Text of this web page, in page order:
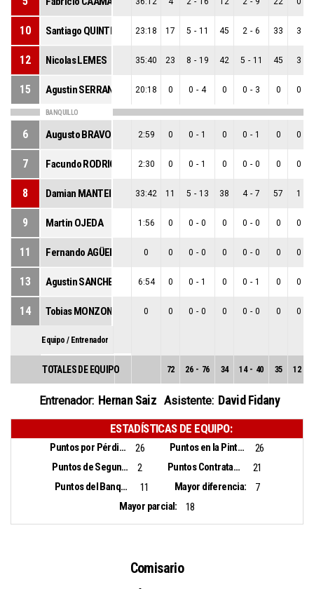
10 Santiago QUINTERO 23:18 17 5 - 11 45 2 - 6 33 3
12 Nicolas LEMES 35:40 23 8 - 19 42 5 - 11 45 3
15 Agustin SERRANO 20:18 0 0 - 4 0 0 - 3 0 0
BANQUILLO
6 Augusto BRAVO 2:59 0 0 - 1 0 0 - 1 0 0
7 Facundo RODRIGUEZ 2:30 0 0 - 1 0 0 - 0 0 0
8 Damian MANTEIGA 33:42 11 5 - 13 38 4 - 7 57 1
9 Martin OJEDA 1:56 0 0 - 0 0 0 - 0 0 0
11 Fernando AGÜERO 0 0 0 - 0 0 0 - 0 0 0
13 Agustin SANCHEZ 6:54 0 0 - 1 0 0 - 1 0 0
14 Tobias MONZON 0 0 0 - 0 0 0 - 0 0 0
Equipo / Entrenador
TOTALES DE EQUIPO 72 26 - 76 34 14 - 40 35 12
Entrenador: Hernan Saiz Asistente: David Fidany
ESTADÍSTICAS DE EQUIPO:
Puntos por Pérdidas: 26 Puntos en la Pintura:
26
Puntos de Segunda Oportunidad:
2 Puntos Contrataque:
21
Puntos del Banquillo:
11 Mayor diferencia:
7
Mayor parcial:
18
Comisario